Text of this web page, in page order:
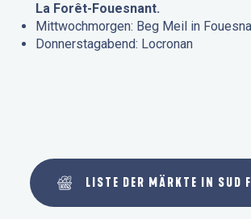
La Forêt-Fouesnant.
Mittwochmorgen: Beg Meil in
Donnerstagabend: Locronan
LISTE DER MÄRKTE IN SUD